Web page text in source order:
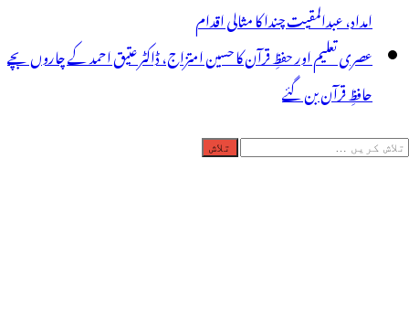
امداد، عبدالمقیت چندا کا مثالی اقدام
عصری تعلیم اور حفظِ قرآن کا حسین امتزاج، ڈاکٹر عتیق احمد کے چاروں بچے
حافظِ قرآن بن گئے
تلاش